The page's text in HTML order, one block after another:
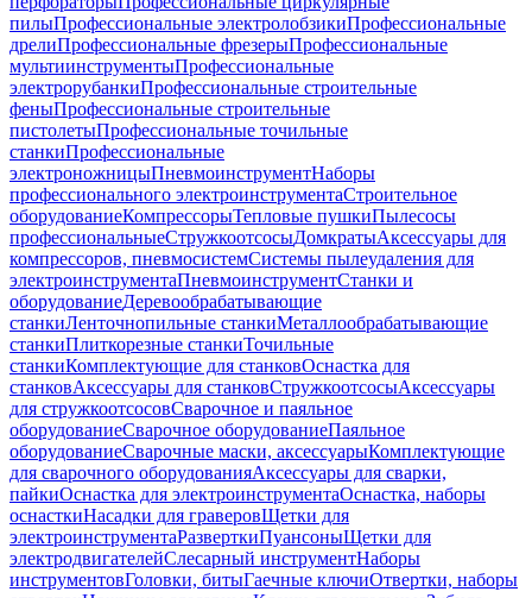
пилыПрофессиональные электролобзикиПрофессиональные
дрелиПрофессиональные фрезерыПрофессиональные
мультиинструментыПрофессиональные
электрорубанкиПрофессиональные строительные
феныПрофессиональные строительные
пистолетыПрофессиональные точильные
станкиПрофессиональные
электроножницыПневмоинструментНаборы
профессионального электроинструментаСтроительное
оборудованиеКомпрессорыТепловые пушкиПылесосы
профессиональныеСтружкоотсосыДомкратыАксессуары для
компрессоров, пневмосистемСистемы пылеудаления для
электроинструментаПневмоинструментСтанки и
оборудованиеДеревообрабатывающие
станкиЛенточнопильные станкиМеталлообрабатывающие
станкиПлиткорезные станкиТочильные
станкиКомплектующие для станковОснастка для
станковАксессуары для станковСтружкоотсосыАксессуары
для стружкоотсосовСварочное и паяльное
оборудованиеСварочное оборудованиеПаяльное
оборудованиеСварочные маски, аксессуарыКомплектующие
для сварочного оборудованияАксессуары для сварки,
пайкиОснастка для электроинструментаОснастка, наборы
оснасткиНасадки для граверовЩетки для
электроинструментаРазверткиПуансоныЩетки для
электродвигателейСлесарный инструментНаборы
инструментовГоловки, битыГаечные ключиОтвертки, наборы